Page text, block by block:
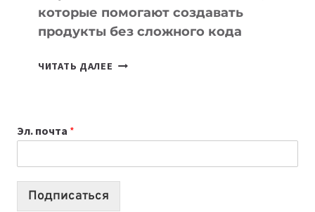
которые помогают создавать
продукты без сложного кода
ЧИТАТЬ ДАЛЕЕ
СОЗДАВАТЬ
ПРОДУКТЫ
Эл. почта *
Подписаться